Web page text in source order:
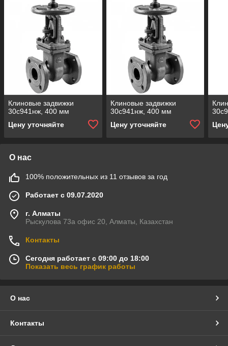
Клиновые задвижки
30с941нж, 400 мм
Цену уточняйте
Клиновые задвижки
30с941нж, 400 мм
Цену уточняйте
О нас
100% положительных из 11 отзывов за год
Работает с 09.07.2020
г. Алматы
Рыскулова 73а офис 20, Алматы, Казахстан
Контакты
Сегодня работает с 09:00 до 18:00
Показать весь график работы
О нас
Контакты